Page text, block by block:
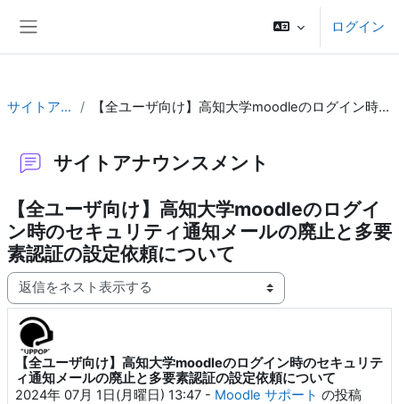
ログイン
サイトアナウンスメント 【全ユーザ向け】高知大学moodleのログイン時のセキュリティ通知メールの廃止と多要素認証の設定依頼について
サイトアナウンスメント
【全ユーザ向け】高知大学moodleのログイ
ン時のセキュリティ通知メールの廃止と多要
素認証の設定依頼について
表示モード
【全ユーザ向け】高知大学moodleのログイン時のセキュリテ
ィ通知メールの廃止と多要素認証の設定依頼について
2024年 07月 1日(月曜日) 13:47 - Moodle サポート の投稿
返信数: 0